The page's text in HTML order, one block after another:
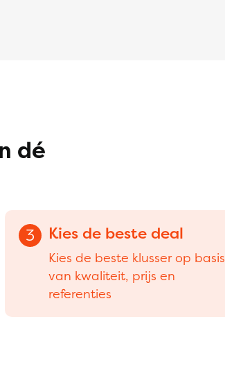
dé
3 Kies de beste deal
Kies de beste klusser op basis
van kwaliteit, prijs en
referenties